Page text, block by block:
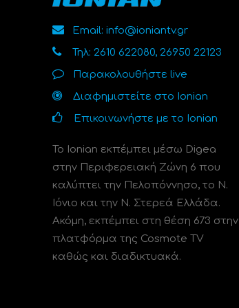
Email: info@ioniantv.gr
Τηλ: 2610 622080, 26950 22123
Παρακολουθήστε live
Διαφημιστείτε στο Ionian
Επικοινωνήστε με το Ionian
Το Ionian εκπέμπει μέσω Digea
στην Περιφερειακή Ζώνη 6 που
καλύπτει την Πελοπόννησο, το N.
Ιόνιο και την Ν. Στερεά Ελλάδα.
Ακόμη, εκπέμπει στη θέση 673 στην
πλατφόρμα της Cosmote TV
καθώς και διαδικτυακά.